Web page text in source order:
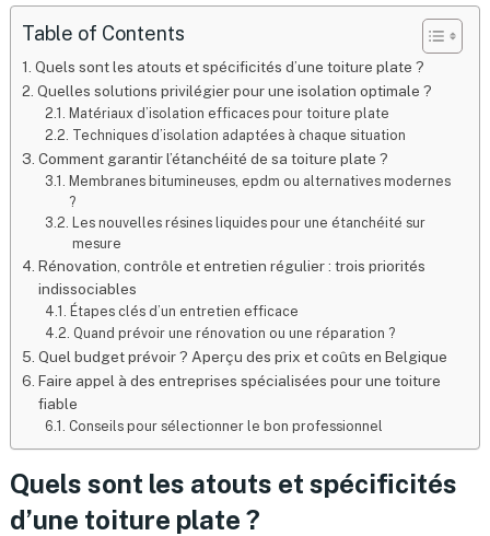
Table of Contents
Quels sont les atouts et spécificités d’une toiture plate ?
Quelles solutions privilégier pour une isolation optimale ?
Matériaux d’isolation efficaces pour toiture plate
Techniques d’isolation adaptées à chaque situation
Comment garantir l’étanchéité de sa toiture plate ?
Membranes bitumineuses, epdm ou alternatives modernes
?
Les nouvelles résines liquides pour une étanchéité sur
mesure
Rénovation, contrôle et entretien régulier : trois priorités
indissociables
Étapes clés d’un entretien efficace
Quand prévoir une rénovation ou une réparation ?
Quel budget prévoir ? Aperçu des prix et coûts en Belgique
Faire appel à des entreprises spécialisées pour une toiture
fiable
Conseils pour sélectionner le bon professionnel
Quels sont les atouts et spécificités
d’une toiture plate ?